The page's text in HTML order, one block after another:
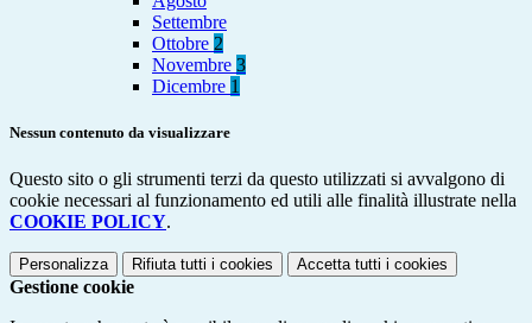
Settembre
Ottobre 2
Novembre 3
Dicembre 1
Nessun contenuto da visualizzare
Questo sito o gli strumenti terzi da questo utilizzati si avvalgono di
cookie necessari al funzionamento ed utili alle finalità illustrate nella
COOKIE POLICY.
Personalizza Rifiuta tutti i cookies Accetta tutti i cookies
Gestione cookie